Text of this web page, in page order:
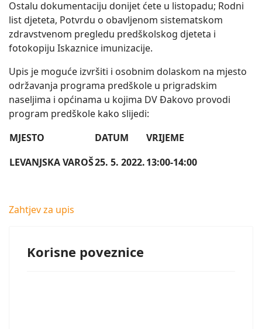
Ostalu dokumentaciju donijet ćete u listopadu; Rodni
list djeteta, Potvrdu o obavljenom sistematskom
zdravstvenom pregledu predškolskog djeteta i
fotokopiju Iskaznice imunizacije.
Upis je moguće izvršiti i osobnim dolaskom na mjesto
održavanja programa predškole u prigradskim
naseljima i općinama u kojima DV Đakovo provodi
program predškole kako slijedi:
MJESTO
DATUM
VRIJEME
LEVANJSKA VAROŠ25. 5. 2022.13:00-14:00
Zahtjev za upis
Korisne poveznice